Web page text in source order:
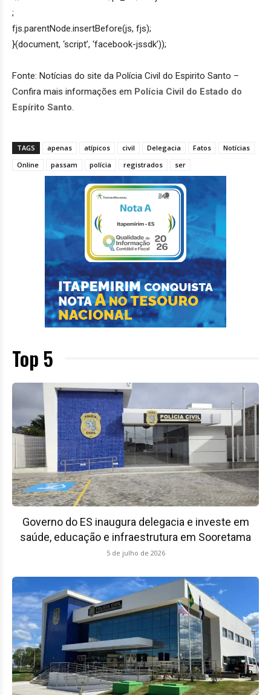
;
fjs.parentNode.insertBefore(js, fjs);
}(document, ‘script’, ‘facebook-jssdk’));
Fonte: Notícias do site da Polícia Civil do Espirito Santo –
Confira mais informações em Polícia Civil do Estado do
Espírito Santo.
TAGS apenas atípicos civil Delegacia Fatos
Notícias
Online
passam polícia registrados ser
Top 5
Governo do ES inaugura delegacia e investe em
saúde, educação e infraestrutura em Sooretama
5 de julho de 2026